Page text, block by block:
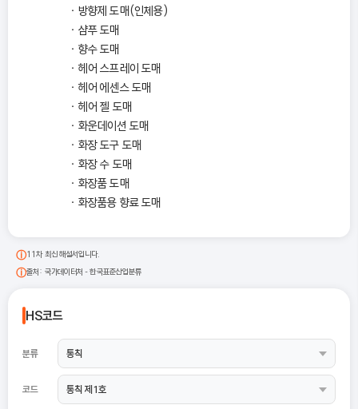
방향제 도매(인체용)
샴푸 도매
향수 도매
헤어 스프레이 도매
헤어 에센스 도매
헤어 젤 도매
화운데이션 도매
화장 도구 도매
화장 수 도매
화장품 도매
화장품용 향료 도매
11차 최신 해설서입니다.
출처: 국가데이터처 - 한국표준산업분류
HS코드
분류
코드